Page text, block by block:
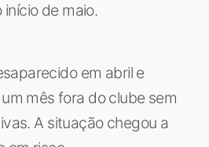
de maio.
em abril e
mês fora do clube sem
A situação chegou a